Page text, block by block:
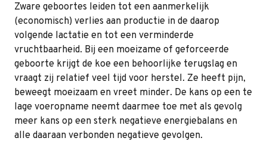
Zware geboortes leiden tot een aanmerkelijk
(economisch) verlies aan productie in de daarop
volgende lactatie en tot een verminderde
vruchtbaarheid. Bij een moeizame of geforceerde
geboorte krijgt de koe een behoorlijke terugslag en
vraagt zij relatief veel tijd voor herstel. Ze heeft pijn,
beweegt moeizaam en vreet minder. De kans op een te
lage voeropname neemt daarmee toe met als gevolg
meer kans op een sterk negatieve energiebalans en
alle daaraan verbonden negatieve gevolgen.